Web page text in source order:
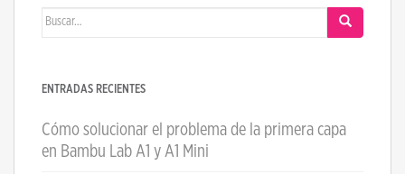
Buscar:
ENTRADAS RECIENTES
Cómo solucionar el problema de la primera capa
en Bambu Lab A1 y A1 Mini